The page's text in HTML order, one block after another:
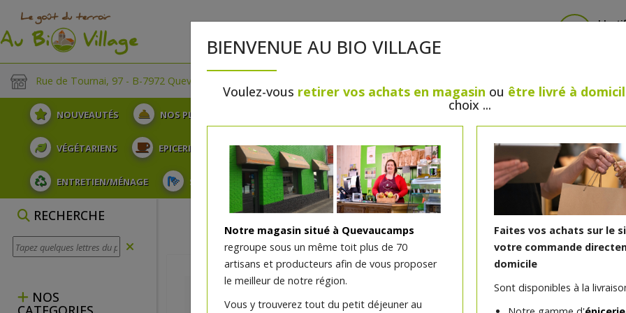
Rue de Tournai, 97 - B-7972 Quevaucamps
NOUVEAUTÉS NOS PLATEAUX
VÉGÉTARIENS EPICERIE PLATS TRAITEUR BOULANGERIE / PÂTISSERIE SANS GLUTEN, SANS
ENTRETIEN/MÉNAGE SOINS ET HYGIÈNE DU CORPS BEAUTÉ HUILES ESSENTIELLES MAISON
RECHERCHE
NOS
BIENVENUE AU BIO VILLAGE
Voulez-vous retirer vos achats en magasin ou être livré à
choix ...
Notre magasin situé à Quevaucamps
regroupe sous un même toit plus de 70
artisans et producteurs afin de vous proposer
le meilleur de notre région.
Vous y trouverez tout du petit déjeuner au
Faites vos achats sur le
votre commande
domicile
Sont disponibles à la
Crottins natures affinés